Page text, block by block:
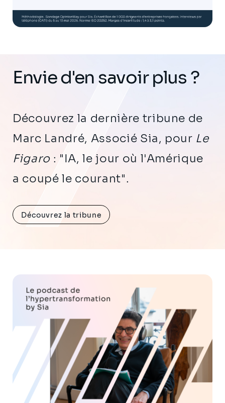
Envie d'en savoir plus ?
Découvrez la dernière tribune de
Marc Landré, Associé Sia, pour Le
Figaro: "IA, le jour où l'Amérique
a coupé le courant".
Découvrez la tribune